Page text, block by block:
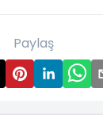
Paylaş